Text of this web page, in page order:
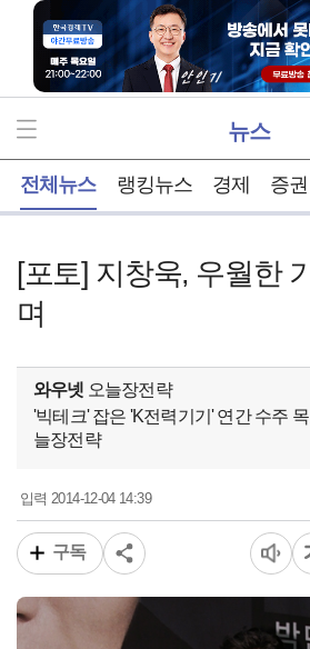
뉴스
전체뉴스 랭킹뉴스 경제 증권
[포토] 지창욱, 우월한
며
와우넷 오늘장전략
'빅테크' 잡은 'K전력기기' 연간 수주
늘장전략
입력 2014-12-04 14:39
구독